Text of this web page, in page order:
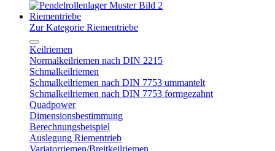
Riementriebe
Zur Kategorie Riementriebe
Keilriemen
Normalkeilriemen nach DIN 2215
Schmalkeilriemen
Schmalkeilriemen nach DIN 7753 ummantelt
Schmalkeilriemen nach DIN 7753 formgezahnt
Quadpower
Dimensionsbestimmung
Berechnungsbeispiel
Auslegung Riementrieb
Variatorriemen/Breitkeilriemen